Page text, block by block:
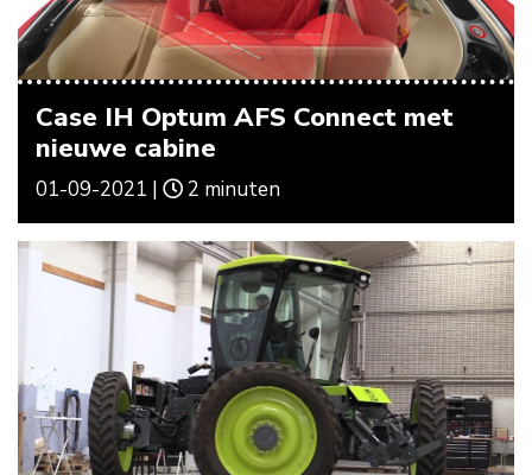
Case IH Optum AFS Connect met
nieuwe cabine
01-09-2021 | 2 minuten